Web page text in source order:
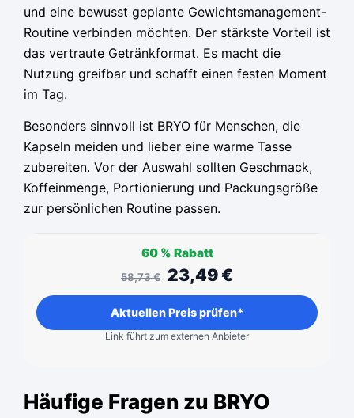
und eine bewusst geplante Gewichtsmanagement-
Routine verbinden möchten. Der stärkste Vorteil ist
das vertraute Getränkformat. Es macht die
Nutzung greifbar und schafft einen festen Moment
im Tag.
Besonders sinnvoll ist BRYO für Menschen, die
Kapseln meiden und lieber eine warme Tasse
zubereiten. Vor der Auswahl sollten Geschmack,
Koffeinmenge, Portionierung und Packungsgröße
zur persönlichen Routine passen.
60 % Rabatt
58,73€ 23,49€
Aktuellen Preis prüfen*
Link führt zum externen Anbieter
Häufige Fragen zu BRYO